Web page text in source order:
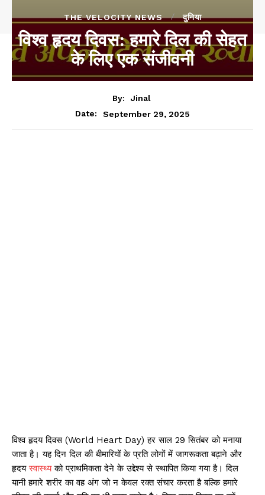
THE VELOCITY NEWS दुनिया
विश्व हृदय दिवस: हमारे दिल की सेहत
के लिए एक संजीवनी
By:
Jinal
Date:
September 29, 2025
विश्व हृदय दिवस (World Heart Day) हर साल 29 सितंबर को मनाया
जाता है। यह दिन दिल की बीमारियों के प्रति लोगों में जागरूकता बढ़ाने और
हृदयस्वास्थ्यको प्राथमिकता देने के उद्देश्य से स्थापित किया गया है। दिल
यानी हमारे शरीर का वह अंग जो न केवल रक्त संचार करता है बल्कि हमारे